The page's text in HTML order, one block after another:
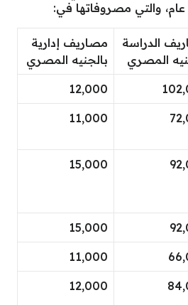
والتي مصروفاتها في:
الدراسة
المصري
مصاريف إدارية
بالجنيه المصري
12,000
11,000
15,000
15,000
11,000
12,000